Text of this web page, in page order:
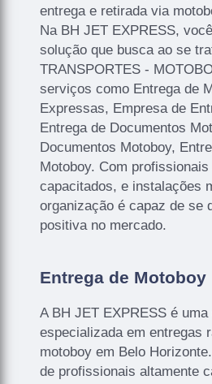
entrega e retirada via
Na BH JET EXPRESS,
solução que busca ao se
TRANSPORTES -
serviços como Entrega de
Expressas, Empresa de
Entrega de Documentos
Documentos Motoboy,
Motoboy. Com
capacitados, e instalações
organização é capaz de se
positiva no mercado.
Entrega de Motoboy
A BH JET EXPRESS é
especializada em entregas
motoboy em Belo
de profissionais altamente